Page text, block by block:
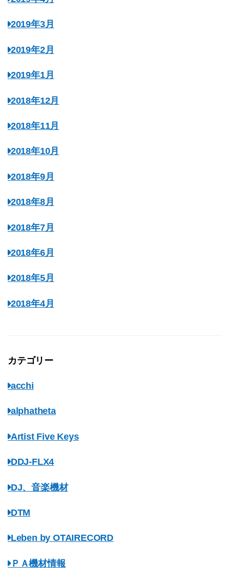
2019年3月
2019年2月
2019年1月
2018年12月
2018年11月
2018年10月
2018年9月
2018年8月
2018年7月
2018年6月
2018年5月
2018年4月
カテゴリー
acchi
alphatheta
Artist Five Keys
DDJ-FLX4
DJ、音楽機材
DTM
Leben by OTAIRECORD
ＰＡ機材情報